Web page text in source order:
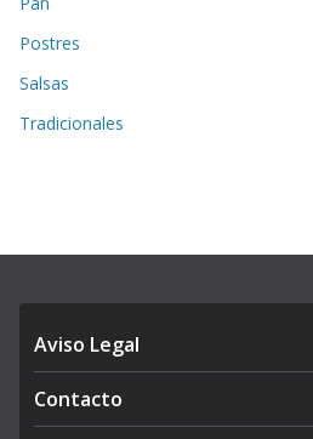
Postres
Salsas
Tradicionales
Aviso Legal
Contacto